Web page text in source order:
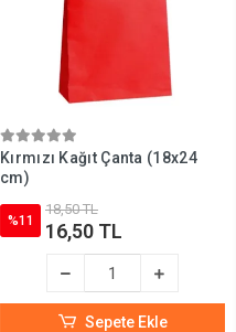
Kırmızı Kağıt Çanta (18x24
cm)
%11
18,50 TL
16,50 TL
Sepete Ekle